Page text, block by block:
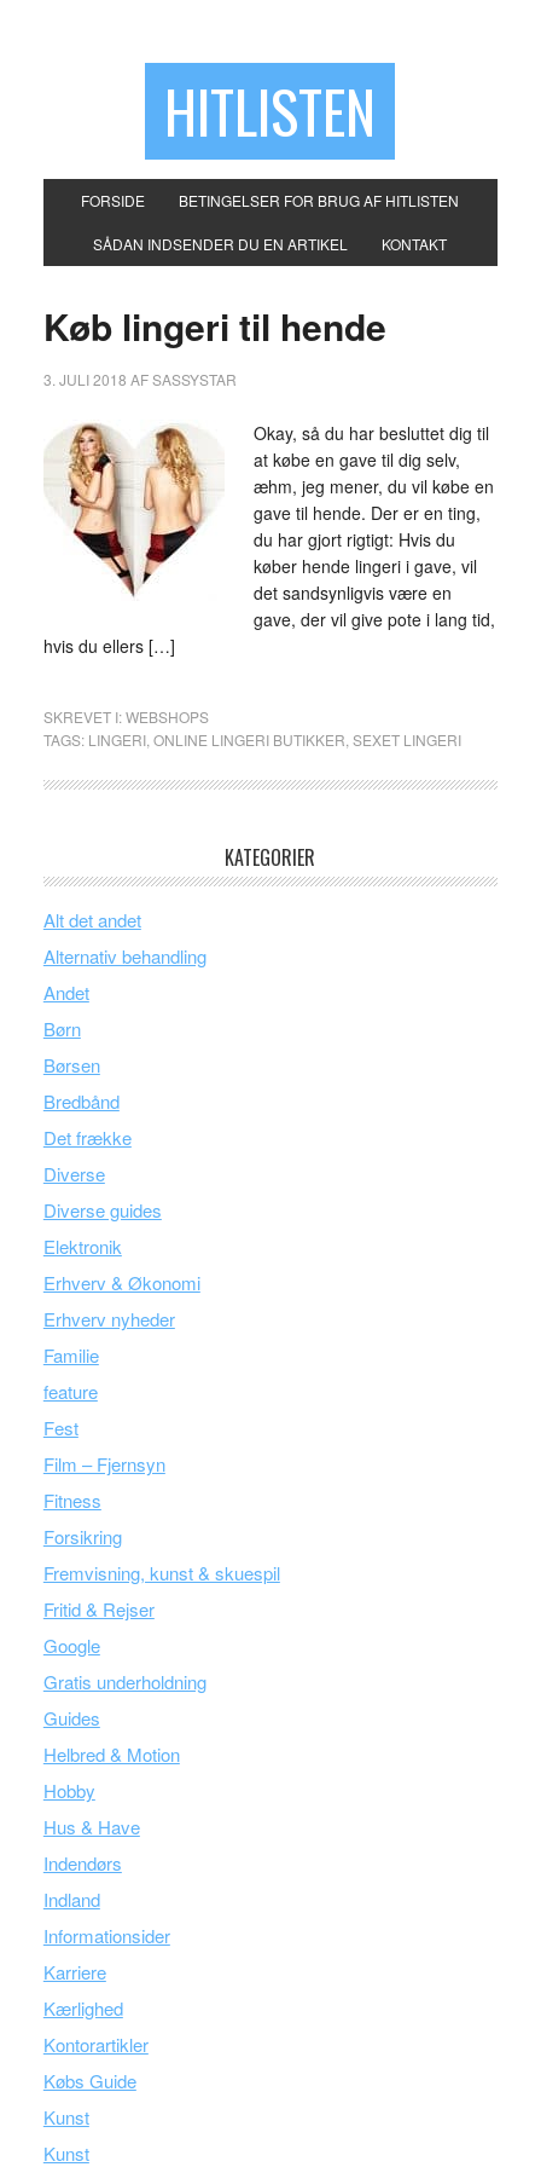
HITLISTEN
FORSIDE BETINGELSER FOR BRUG AF HITLISTEN
SÅDAN INDSENDER DU EN ARTIKEL KONTAKT
Køb lingeri til hende
3. JULI 2018 AFSASSYSTAR
Okay, så du har besluttet dig til
at købe en gave til dig selv,
æhm, jeg mener, du vil købe en
gave til hende. Der er en ting,
du har gjort rigtigt: Hvis du
køber hende lingeri i gave, vil
det sandsynligvis være en
gave, der vil give pote i lang tid,
hvis du ellers […]
SKREVET I:WEBSHOPS
TAGS: LINGERI, ONLINE LINGERI BUTIKKER SEXET LINGERI
KATEGORIER
Alt det andet
Alternativ behandling
Andet
Børn
Børsen
Bredbånd
Det frække
Diverse
Diverse guides
Elektronik
Erhverv & Økonomi
Erhverv nyheder
Familie
feature
Fest
Film – Fjernsyn
Fitness
Forsikring
Fremvisning, kunst & skuespil
Fritid & Rejser
Google
Gratis underholdning
Guides
Helbred & Motion
Hobby
Hus & Have
Indendørs
Indland
Informationsider
Karriere
Kærlighed
Kontorartikler
Købs Guide
Kunst
Kunst